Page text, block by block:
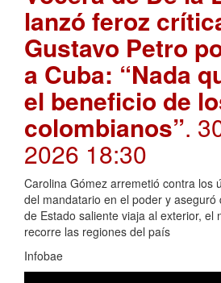
lanzó feroz
Gustavo Petro
a Cuba: “Nada
el beneficio de
colombianos”.
2026 18:30
Carolina Gómez arremetió contra los
del mandatario en el poder y
de Estado saliente viaja al exterior, el
recorre las regiones del país
Infobae